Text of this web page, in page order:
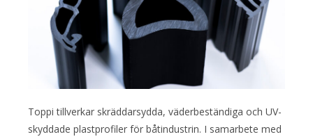
Toppi tillverkar skräddarsydda, väderbeständiga och UV-
skyddade plastprofiler för båtindustrin. I samarbete med